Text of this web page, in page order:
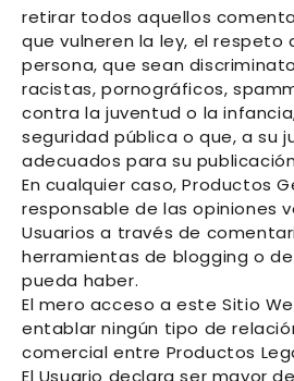
retirar todos aquellos
que vulneren la ley, el respeto
persona, que sean
racistas, pornográficos,
contra la juventud o la
seguridad pública o que, a su
adecuados para su
En cualquier caso, Productos
responsable de las opiniones
Usuarios a través de
herramientas de blogging o
pueda haber.
El mero acceso a este Sitio
entablar ningún tipo de
comercial entre Productos
El Usuario declara ser mayor